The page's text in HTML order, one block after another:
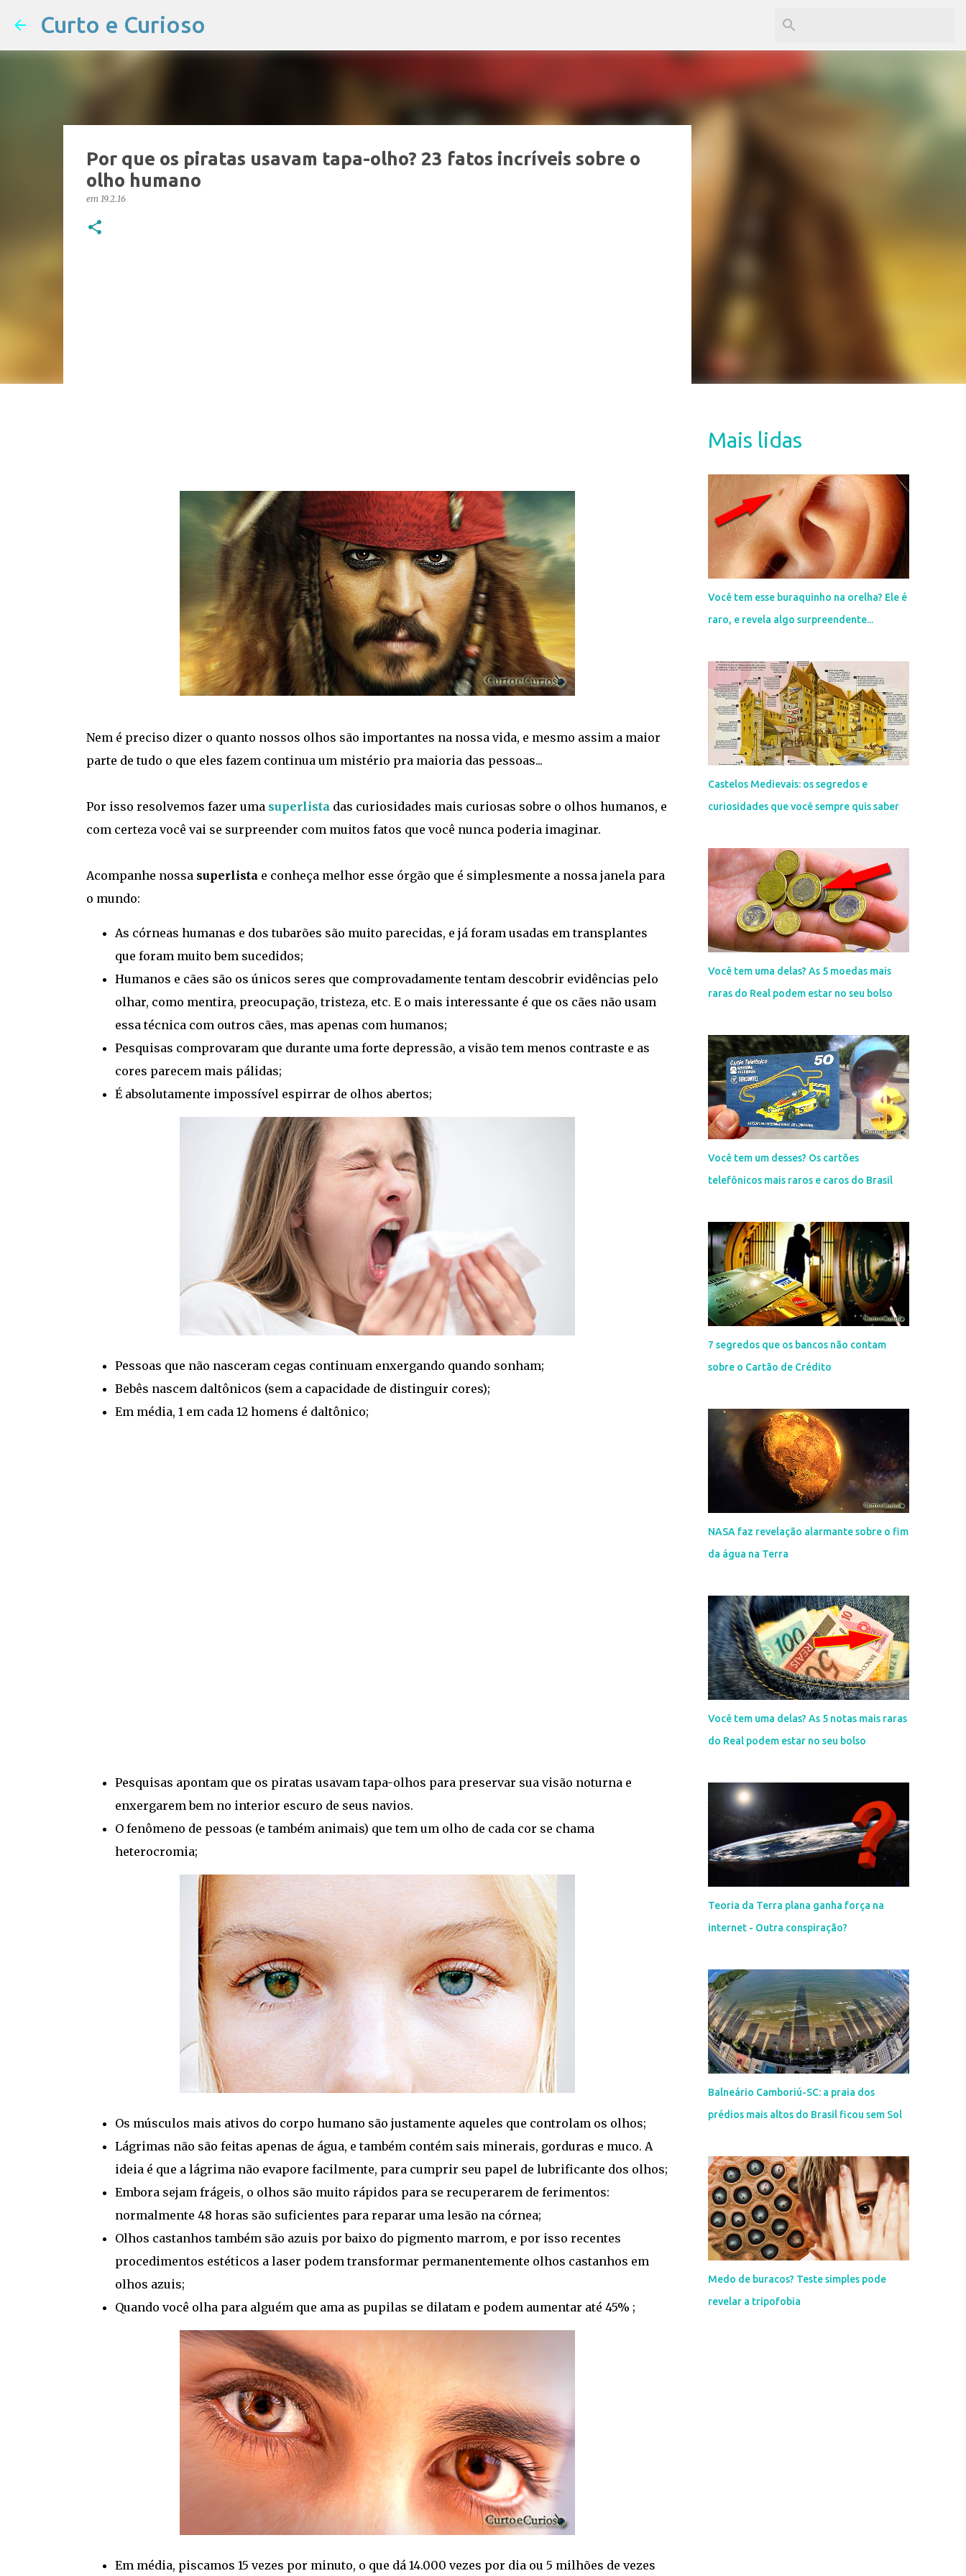
Curto e Curioso
Por que os piratas usavam tapa-olho? 23 fatos incríveis sobre o
olho humano
em 19.2.16
Nem é preciso dizer o quanto nossos olhos são importantes na nossa vida, e mesmo assim a maior
parte de tudo o que eles fazem continua um mistério pra maioria das pessoas...
Por isso resolvemos fazer uma superlistadas curiosidades mais curiosas sobre o olhos humanos, e
com certeza você vai se surpreender com muitos fatos que você nunca poderia imaginar.
Acompanhe nossa superlistae conheça melhor esse órgão que é simplesmente a nossa janela para
o mundo:
As córneas humanas e dos tubarões são muito parecidas, e já foram usadas em transplantes
que foram muito bem sucedidos;
Humanos e cães são os únicos seres que comprovadamente tentam descobrir evidências pelo
olhar, como mentira, preocupação, tristeza, etc. E o mais interessante é que os cães não usam
essa técnica com outros cães, mas apenas com humanos;
Pesquisas comprovaram que durante uma forte depressão, a visão tem menos contraste e as
cores parecem mais pálidas;
É absolutamente impossível espirrar de olhos abertos;
Pessoas que não nasceram cegas continuam enxergando quando sonham;
Bebês nascem daltônicos (sem a capacidade de distinguir cores);
Em média, 1 em cada 12 homens é daltônico;
Pesquisas apontam que os piratas usavam tapa-olhos para preservar sua visão noturna e
enxergarem bem no interior escuro de seus navios.
O fenômeno de pessoas (e também animais) que tem um olho de cada cor se chama
heterocromia;
Os músculos mais ativos do corpo humano são justamente aqueles que controlam os olhos;
Lágrimas não são feitas apenas de água, e também contém sais minerais, gorduras e muco. A
ideia é que a lágrima não evapore facilmente, para cumprir seu papel de lubrificante dos olhos;
Embora sejam frágeis, o olhos são muito rápidos para se recuperarem de ferimentos:
normalmente 48 horas são suficientes para reparar uma lesão na córnea;
Olhos castanhos também são azuis por baixo do pigmento marrom, e por isso recentes
procedimentos estéticos a laser podem transformar permanentemente olhos castanhos em
olhos azuis;
Quando você olha para alguém que ama as pupilas se dilatam e podem aumentar até 45% ;
Em média, piscamos 15 vezes por minuto, o que dá 14.000 vezes por dia ou 5 milhões de vezes
Mais lidas
Você tem esse buraquinho na orelha? Ele é
raro, e revela algo surpreendente...
Castelos Medievais: os segredos e
curiosidades que você sempre quis saber
Você tem uma delas? As 5 moedas mais
raras do Real podem estar no seu bolso
Você tem um desses? Os cartões
telefônicos mais raros e caros do Brasil
7 segredos que os bancos não contam
sobre o Cartão de Crédito
NASA faz revelação alarmante sobre o fim
da água na Terra
Você tem uma delas? As 5 notas mais raras
do Real podem estar no seu bolso
Teoria da Terra plana ganha força na
internet - Outra conspiração?
Balneário Camboriú-SC: a praia dos
prédios mais altos do Brasil ficou sem Sol
Medo de buracos? Teste simples pode
revelar a tripofobia